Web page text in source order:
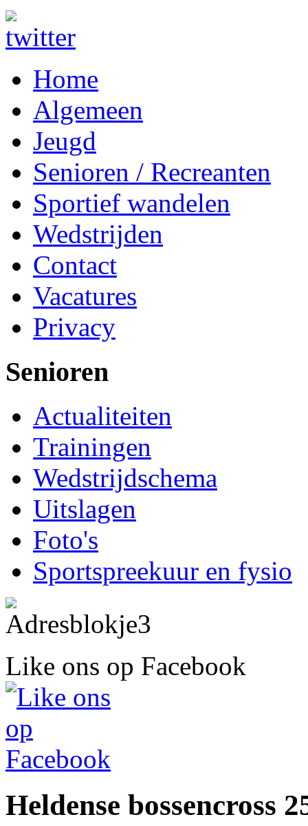
Home
Algemeen
Jeugd
Senioren / Recreanten
Sportief wandelen
Wedstrijden
Contact
Vacatures
Privacy
Senioren
Actualiteiten
Trainingen
Wedstrijdschema
Uitslagen
Foto's
Sportspreekuur en fysio
Like ons op Facebook
Heldense bossencross